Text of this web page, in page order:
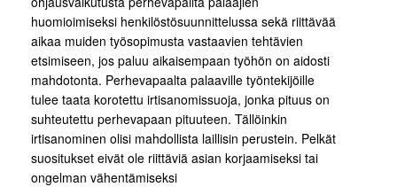
huomioimiseksi henkilöstösuunnittelussa sekä riittävää
aikaa muiden työsopimusta vastaavien tehtävien
etsimiseen, jos paluu aikaisempaan työhön on aidosti
mahdotonta. Perhevapaalta palaaville työntekijöille
tulee taata korotettu irtisanomissuoja, jonka pituus on
suhteutettu perhevapaan pituuteen. Tällöinkin
irtisanominen olisi mahdollista laillisin perustein. Pelkät
suositukset eivät ole riittäviä asian korjaamiseksi tai
ongelman vähentämiseksi